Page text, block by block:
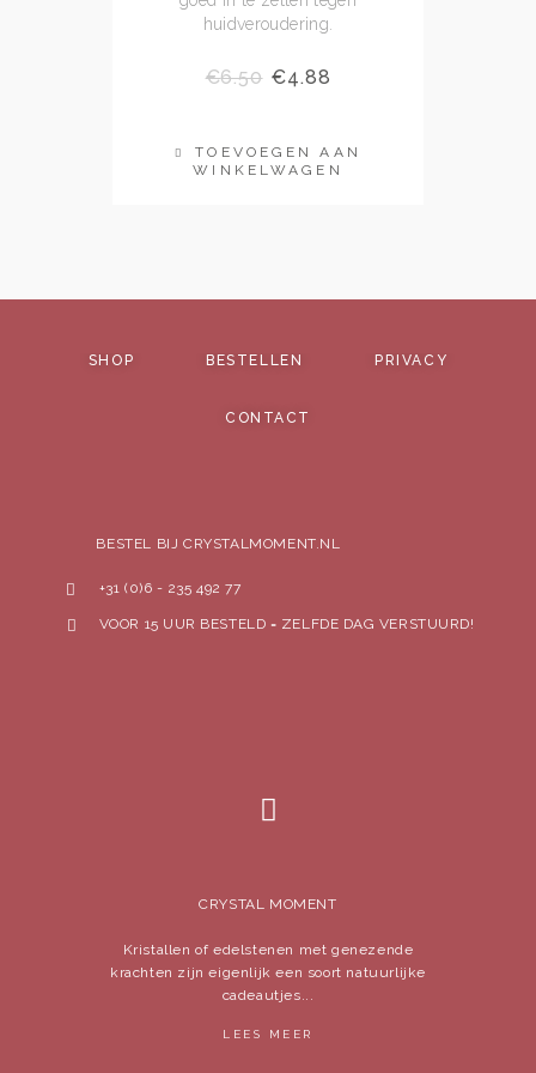
TOEVOEGEN AAN
WINKELWAGEN
huidveroudering.
€6.50 €4.88
SHOP BESTELLEN PRIVACY
CONTACT
BESTEL BIJ CRYSTALMOMENT.NL
+31 (0)6 - 235 492 77
VOOR 15 UUR BESTELD = ZELFDE DAG VERSTUURD!
CRYSTAL MOMENT
Kristallen of edelstenen met genezende
krachten zijn eigenlijk een soort natuurlijke
cadeautjes...
LEES MEER